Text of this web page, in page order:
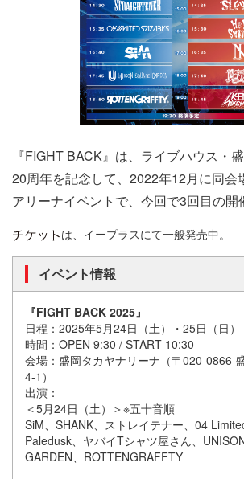
『FIGHT BACK』は、ライブハウス・
20周年を記念して、2022年12月に同会
アリーナイベントで、今回で3回目の開
は、イープラスにて一般発売中。
イベント情報
『FIGHT BACK 2025』
日程：2025年5月24日（土）・25日（日）
時間：OPEN 9:30 / START 10:30
会場：盛岡タカヤナリーナ（〒020-0866
4-1）
出演：
＜5月24日（土）＞※五十音順
SiM、SHANK、ストレイテナー、04
Paledusk、ヤバイTシャツ屋さん、
GARDEN、ROTTENGRAFFTY